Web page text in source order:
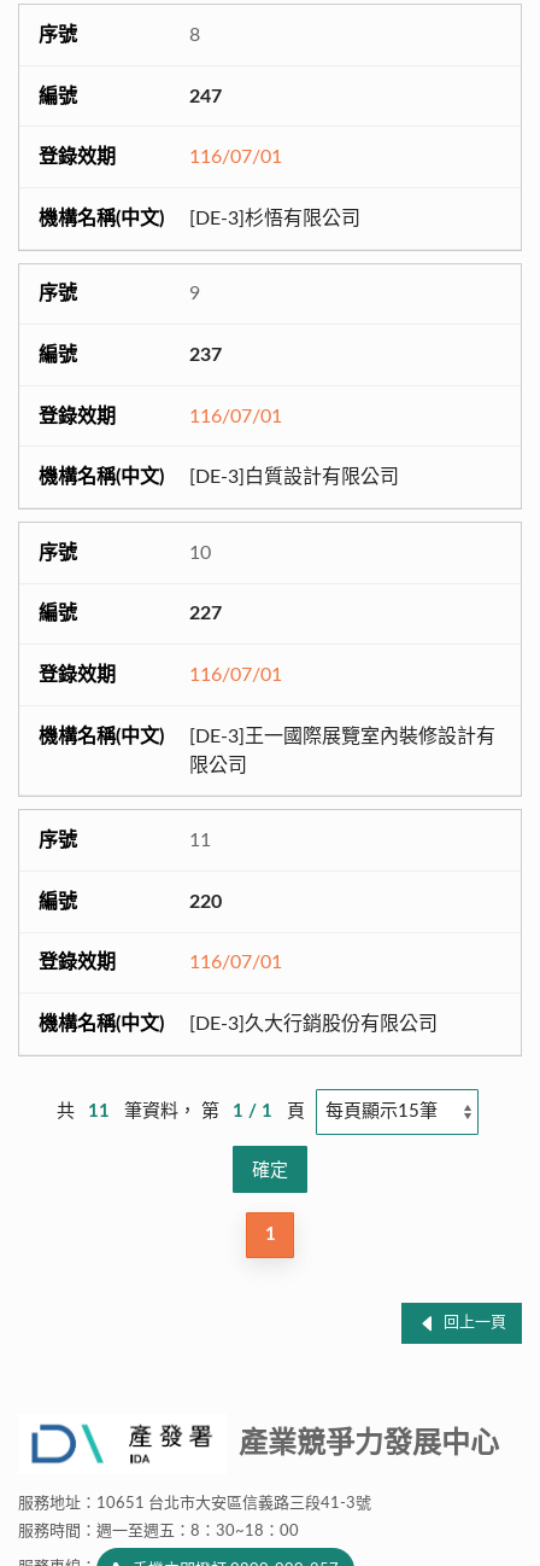
8
247
116/07/01
[DE-3]杉悟有限公司
9
237
116/07/01
[DE-3]白質設計有限公司
10
227
116/07/01
[DE-3]王一國際展覽室內裝修設計有
限公司
11
220
116/07/01
[DE-3]久大行銷股份有限公司
共 11 筆資料， 第 1 / 1 頁
1
回上一頁
產業競爭力發展中心
服務地址：10651 台北市大安區信義路三段41-3號
服務時間：週一至週五：8：30~18：00